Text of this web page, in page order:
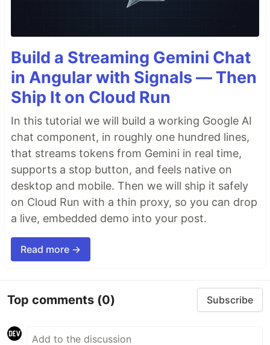
Build a Streaming Gemini Chat
in Angular with Signals — Then
Ship It on Cloud Run
In this tutorial we will build a working Google AI
chat component, in roughly one hundred lines,
that streams tokens from Gemini in real time,
supports a stop button, and feels native on
desktop and mobile. Then we will ship it safely
on Cloud Run with a thin proxy, so you can drop
a live, embedded demo into your post.
Read more →
Top comments (0) Subscribe